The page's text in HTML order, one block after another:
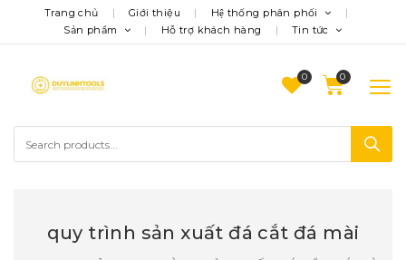
Trang chủ Giới thiệu
Hệ thống phân phối
Sản phẩm
Hỗ trợ khách hàng Tin tức
0
quy trình sản xuất đá cắt đá mài